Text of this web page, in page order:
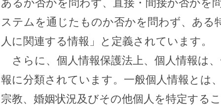
あるか否かを問わず、直接・間接か否かを
ステムを通じたものか否かを問わず、ある
人に関連する情報」と定義されています。
さらに、個人情報保護法上、個人情報は
報に分類されています。一般個人情報とは
宗教、婚姻状況及びその他個人を特定する